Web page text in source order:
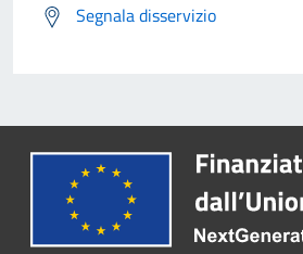
Segnala disservizio